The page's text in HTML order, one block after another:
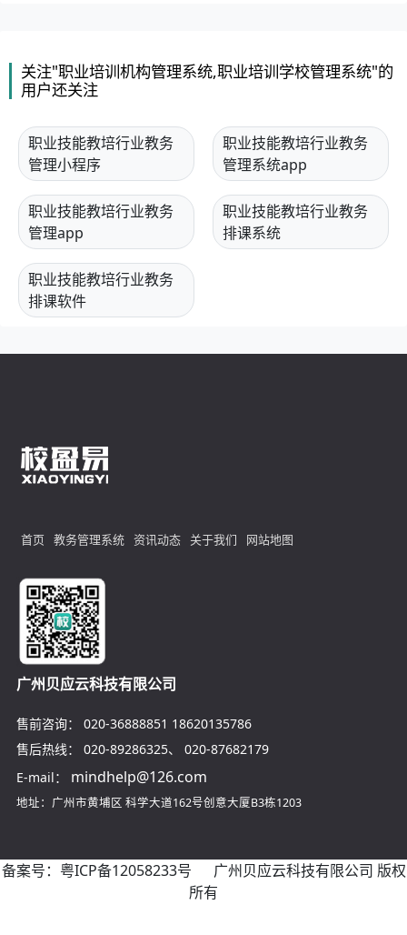
关注"职业培训机构管理系统,职业培训学校管理系统"的
用户还关注
职业技能教培行业教务
管理小程序
职业技能教培行业教务
管理系统app
职业技能教培行业教务
管理app
职业技能教培行业教务
排课系统
职业技能教培行业教务
排课软件
首页 教务管理系统 资讯动态 关于我们 网站地图
广州贝应云科技有限公司
售前咨询： 020-36888851 18620135786
售后热线：
020-89286325、 020-87682179
E-mail：
mindhelp@126.com
地址：广州市黄埔区 科学大道162号创意大厦B3栋1203
备案号： 粤ICP备12058233号 广州贝应云科技有限公司 版权
所有